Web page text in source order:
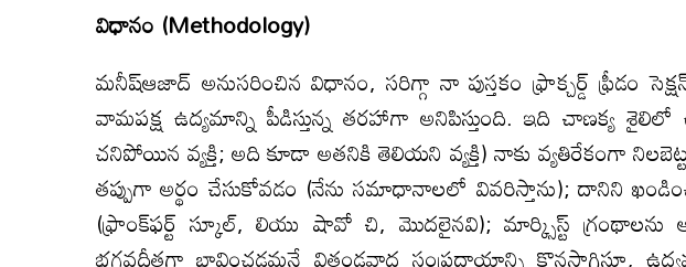
విధానం (Methodology)
మనీష్ఆజాద్ అనుసరించిన విధానం, సరిగ్గా నా పుస్తకం ఫ్రాక్చర్డ్ ఫ్రీడం
వామపక్ష ఉద్యమాన్ని పీడిస్తున్న తరహాగా అనిపిస్తుంది. ఇది చాణక్య శైలిలో
చనిపోయిన వ్యక్తి; అది కూడా అతనికి తెలియని వ్యక్తి) నాకు వ్యతిరేకంగా
తప్పుగా అర్థం చేసుకోవడం (నేను సమాధానాలలో వివరిస్తాను); దానిని
(ఫ్రాంక్‌ఫర్ట్ స్కూల్, లియు షావో చి, మొదలైనవి); మార్క్సిస్ట్ గ్రంథాలను
భగవద్గీతగా భావించడమనే వితండవాద సంప్రదాయాన్ని కొనసాగిస్తూ,